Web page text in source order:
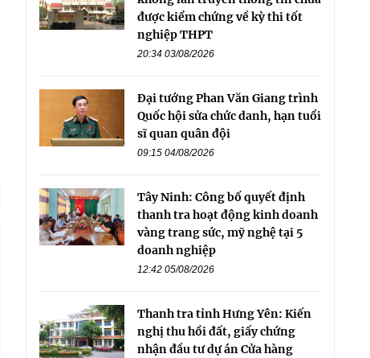
được kiểm chứng về kỳ thi tốt
nghiệp THPT
20:34 03/08/2026
Đại tướng Phan Văn Giang trình
Quốc hội sửa chức danh, hạn tuổi
sĩ quan quân đội
09:15 04/08/2026
Tây Ninh: Công bố quyết định
thanh tra hoạt động kinh doanh
vàng trang sức, mỹ nghệ tại 5
doanh nghiệp
12:42 05/08/2026
Thanh tra tỉnh Hưng Yên: Kiến
nghị thu hồi đất, giấy chứng
nhận đầu tư dự án Cửa hàng